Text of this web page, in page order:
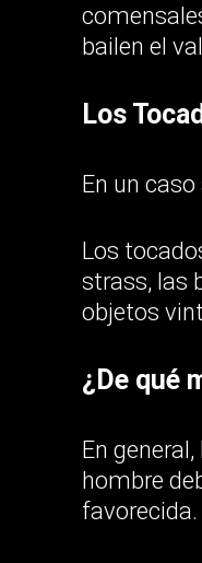
bailen el
Los
En un
Los
strass, las
objetos
¿De qué
En
hombre
favorecida.